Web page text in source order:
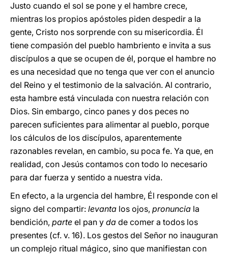
Justo cuando el sol se pone y el hambre crece,
mientras los propios apóstoles piden despedir a la
gente, Cristo nos sorprende con su misericordia. Él
tiene compasión del pueblo hambriento e invita a sus
discípulos a que se ocupen de él, porque el hambre no
es una necesidad que no tenga que ver con el anuncio
del Reino y el testimonio de la salvación. Al contrario,
esta hambre está vinculada con nuestra relación con
Dios. Sin embargo, cinco panes y dos peces no
parecen suficientes para alimentar al pueblo, porque
los cálculos de los discípulos, aparentemente
razonables revelan, en cambio, su poca fe. Ya que, en
realidad, con Jesús contamos con todo lo necesario
para dar fuerza y sentido a nuestra vida.
En efecto, a la urgencia del hambre, Él responde con el
signo del compartir: levanta los ojos, pronuncia la
bendición, parte el pan y da de comer a todos los
presentes (cf. v. 16). Los gestos del Señor no inauguran
un complejo ritual mágico, sino que manifiestan con